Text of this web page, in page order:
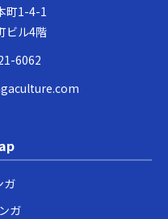
町1-4-1
ビル4階
6062
ガ
ガ